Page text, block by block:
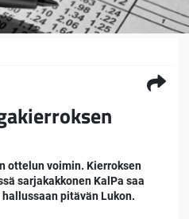
ottelun voimin. Kierroksen
sarjakakkonen KalPa saa
pitävän Lukon.